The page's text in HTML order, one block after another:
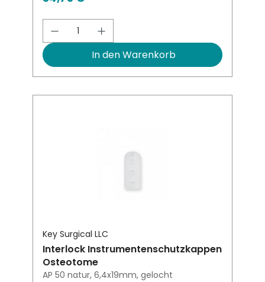
Produkt Anzahl: Gib den
In den Warenkorb
Key Surgical LLC
Interlock Instrumentenschutzkappen
Osteotome
AP 50 natur, 6,4x19mm, gelocht